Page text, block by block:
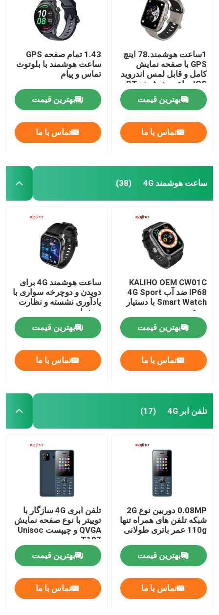
1ساعت هوشمند.78 اینچ
GPS با صفحه نمایش
کامل و قابل لمس اندروید
IOS ساعت هوشمند BT
تماس
بهترین قیمت
تماس با ما
1.43 تمام صفحه GPS
ساعت هوشمند با بلوتوث
تماس و پیام
بهترین قیمت
تماس با ما
ساعت هوشمند 4G (38)
KALIHO OEM CW01C
IP68 ضد آب 4G Sport
Smart Watch با دستیار
صوتی
بهترین قیمت
تماس با ما
ساعت هوشمند 4G برای
دویدن و دوچرخه سواری با
یادآوری نشسته و نظارت
بر خواب
بهترین قیمت
تماس با ما
تلفن ابر 4G (17)
0.08MP دوربین نوع 2G
شبکه تلفن های همراه تنها
110g عمر باتری طولانی
بهترین قیمت
تماس با ما
تلفن ابری 4G سازگار با
توییتر با نوع صفحه نمایش
QVGA و چیپست Unisoc
T107
بهترین قیمت
تماس با ما